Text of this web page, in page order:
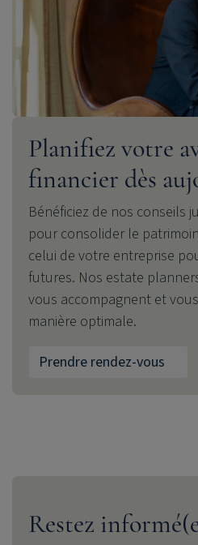
Planifiez votre
financier dès
Bénéficiez de nos conseils
pour consolider le
celui de votre entreprise
futures. Nos estate
vous accompagnent et
manière optimale.
Prendre rendez-vous
Restez